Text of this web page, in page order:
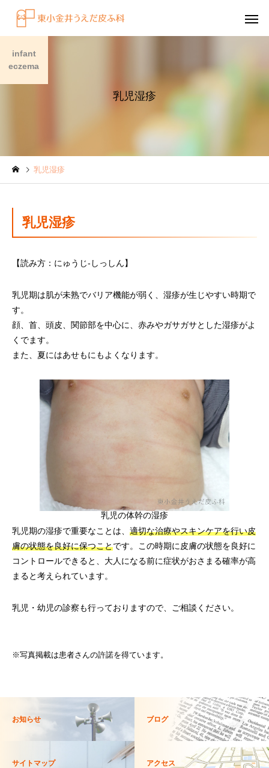
水虫（足白癬）を放置する
円形脱毛症になぜ「光
乳児湿疹
infant
eczema
乳児湿疹
乳児湿疹
【読み方：にゅうじ-しっしん】
乳児期は肌が未熟でバリア機能が弱く、湿疹が生じやすい時期で
す。
顔、首、頭皮、関節部を中心に、赤みやガサガサとした湿疹がよ
くでます。
また、夏にはあせもにもよくなります。
乳児の体幹の湿疹
乳児期の湿疹で重要なことは、 適切な治療やスキンケアを行い皮
膚の状態を良好に保つことです。この時期に皮膚の状態を良好に
コントロールできると、大人になる前に症状がおさまる確率が高
まると考えられています。
乳児・幼児の診察も行っておりますので、ご相談ください。
※写真掲載は患者さんの許諾を得ています。
お知らせ ブログ
サイトマップ アクセス